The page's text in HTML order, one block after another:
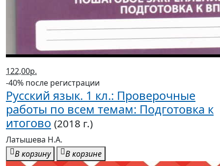
122,00р.
-40% после регистрации
Русский язык. 1 кл.: Проверочные
работы по всем темам: Подготовка к
итогово (2018 г.)
Латышева Н.А.
В корзину
В корзине